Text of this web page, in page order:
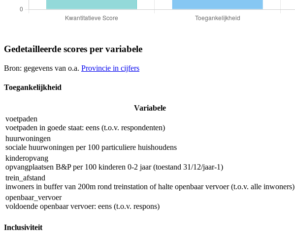
Gedetailleerde scores per variabele
Bron: gegevens van o.a. Provincie in cijfers
Toegankelijkheid
Variabele
voetpaden
voetpaden in goede staat: eens (t.o.v. respondenten)
huurwoningen
sociale huurwoningen per 100 particuliere huishoudens
kinderopvang
opvangplaatsen B&P per 100 kinderen 0-2 jaar (toestand 31/12/jaar-1)
trein_afstand
inwoners in buffer van 200m rond treinstation of halte openbaar vervoer (t.o.v. alle inwoners)
openbaar_vervoer
voldoende openbaar vervoer: eens (t.o.v. respons)
Inclusiviteit